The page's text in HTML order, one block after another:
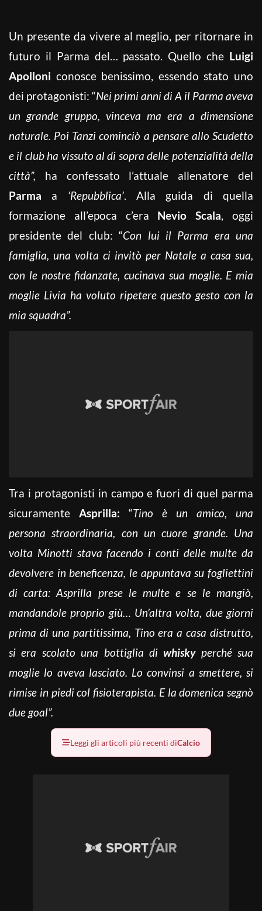
Un presente da vivere al meglio, per ritornare in
futuro il Parma del… passato. Quello che Luigi
Apolloni conosce benissimo, essendo stato uno
dei protagonisti: “Nei primi anni di A il Parma aveva
un grande gruppo, vinceva ma era a dimensione
naturale. Poi Tanzi cominciò a pensare allo Scudetto
e il club ha vissuto al di sopra delle potenzialità della
città”, ha confessato l’attuale allenatore del
Parma a ‘Repubblica’. Alla guida di quella
formazione all’epoca c’era Nevio Scala, oggi
presidente del club: “Con lui il Parma era una
famiglia, una volta ci invitò per Natale a casa sua,
con le nostre fidanzate, cucinava sua moglie. E mia
moglie Livia ha voluto ripetere questo gesto con la
mia squadra”.
Tra i protagonisti in campo e fuori di quel parma
sicuramente Asprilla: “Tino è un amico, una
persona straordinaria, con un cuore grande. Una
volta Minotti stava facendo i conti delle multe da
devolvere in beneficenza, le appuntava su fogliettini
di carta: Asprilla prese le multe e se le mangiò,
mandandole proprio giù… Un’altra volta, due giorni
prima di una partitissima, Tino era a casa distrutto,
si era scolato una bottiglia diwhiskyperché sua
moglie lo aveva lasciato. Lo convinsi a smettere, si
rimise in piedi col fisioterapista. E la domenica segnò
due goal”.
Leggi gli articoli più recenti diCalcio